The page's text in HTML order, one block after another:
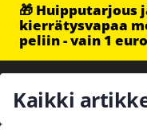
🎁 Huipputarjous
kierrätysvapaa
peliin - vain 1
Kaikki